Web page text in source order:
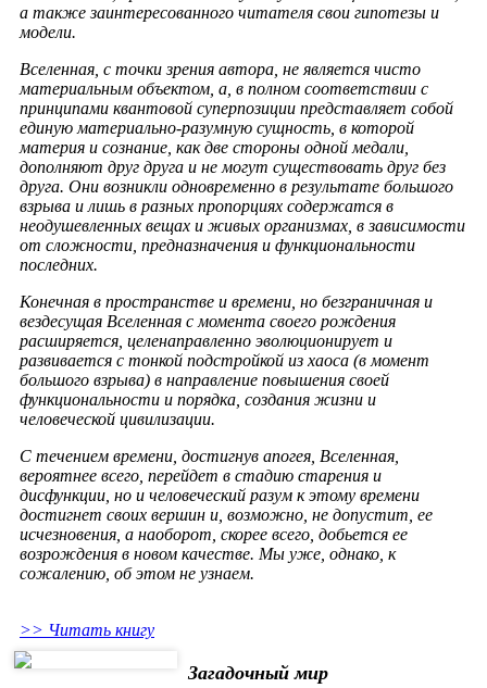
а также заинтересованного читателя свои гипотезы и
модели.
Вселенная, с точки зрения автора, не является чисто
материальным объектом, а, в полном соответствии с
принципами квантовой суперпозиции представляет собой
единую материально-разумную сущность, в которой
материя и сознание, как две стороны одной медали,
дополняют друг друга и не могут существовать друг без
друга. Они возникли одновременно в результате большого
взрыва и лишь в разных пропорциях содержатся в
неодушевленных вещах и живых организмах, в зависимости
от сложности, предназначения и функциональности
последних.
Конечная в пространстве и времени, но безграничная и
вездесущая Вселенная с момента своего рождения
расширяется, целенаправленно эволюционирует и
развивается с тонкой подстройкой из хаоса (в момент
большого взрыва) в направление повышения своей
функциональности и порядка, создания жизни и
человеческой цивилизации.
С течением времени, достигнув апогея, Вселенная,
вероятнее всего, перейдет в стадию старения и
дисфункции, но и человеческий разум к этому времени
достигнет своих вершин и, возможно, не допустит, ее
исчезновения, а наоборот, скорее всего, добьется ее
возрождения в новом качестве. Мы уже, однако, к
сожалению, об этом не узнаем.
>> Читать книгу
Загадочный мир